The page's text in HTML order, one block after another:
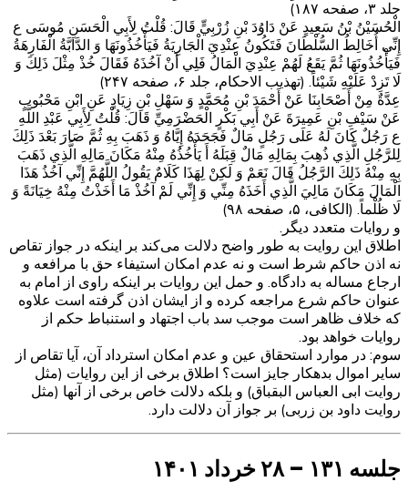
جلد ۳، صفحه ۱۸۷)
الْحُسَيْنُ بْنُ سَعِيدٍ عَنْ دَاوُدَ بْنِ زُرْبِيٍّ قَالَ: قُلْتُ لِأَبِي الْحَسَنِ مُوسَى ع
إِنِّي أُخَالِطُ السُّلْطَانَ فَتَكُونُ عِنْدِيَ الْجَارِيَةُ فَيَأْخُذُونَهَا وَ الدَّابَّةُ الْفَارِهَةُ
فَيَأْخُذُونَهَا ثُمَّ يَقَعُ لَهُمْ عِنْدِيَ الْمَالُ فَلِي أَنْ آخُذَهُ فَقَالَ خُذْ مِثْلَ ذَلِكَ وَ
لَا تَزِدْ عَلَيْهِ شَيْئاً. (تهذیب الاحکام، جلد ۶، صفحه ۲۴۷)
عِدَّةٌ مِنْ أَصْحَابِنَا عَنْ أَحْمَدَ بْنِ مُحَمَّدٍ وَ سَهْلِ بْنِ زِيَادٍ عَنِ ابْنِ مَحْبُوبٍ
عَنْ سَيْفِ بْنِ عَمِيرَةَ عَنْ أَبِي بَكْرٍ الْحَضْرَمِيِّ قَالَ: قُلْتُ لِأَبِي عَبْدِ اللَّهِ
ع رَجُلٌ كَانَ لَهُ عَلَى رَجُلٍ مَالٌ فَجَحَدَهُ إِيَّاهُ وَ ذَهَبَ بِهِ ثُمَّ صَارَ بَعْدَ ذَلِكَ
لِلرَّجُلِ الَّذِي ذُهِبَ بِمَالِهِ مَالٌ قِبَلَهُ أَ يَأْخُذُهُ مِنْهُ مَكَانَ مَالِهِ الَّذِي ذَهَبَ
بِهِ مِنْهُ ذَلِكَ الرَّجُلُ قَالَ نَعَمْ وَ لَكِنْ لِهَذَا كَلَامٌ يَقُولُ اللَّهُمَّ إِنِّي آخُذُ هَذَا
الْمَالَ مَكَانَ مَالِيَ الَّذِي أَخَذَهُ مِنِّي وَ إِنِّي لَمْ آخُذْ مَا أَخَذْتُ مِنْهُ خِيَانَةً وَ
لَا ظُلْماً. (الکافی، ۵، صفحه ۹۸)
و روایات متعدد دیگر.
اطلاق این روایت به طور واضح دلالت می‌کند بر اینکه در جواز تقاص
نه اذن حاکم شرط است و نه عدم امکان استیفاء حق با مرافعه و
ارجاع مساله به دادگاه. و حمل این روایات بر اینکه راوی از امام به
عنوان حاکم شرع مراجعه کرده و از ایشان اذن گرفته است علاوه
که خلاف ظاهر است موجب سد باب اجتهاد و استنباط حکم از
روایات خواهد بود.
سوم: در موارد استحقاق عین و عدم امکان استرداد آن، آیا تقاص از
سایر اموال بدهکار جایز است؟ اطلاق برخی از این روایات (مثل
روایت ابی العباس البقباق) و بلکه دلالت خاص برخی از آنها (مثل
روایت داود بن زربی) بر جواز آن دلالت دارد.
جلسه ۱۳۱ – ۲۸ خرداد ۱۴۰۱